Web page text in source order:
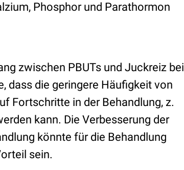
Phosphor und Parathormon
zwischen PBUTs und Juckreiz bei
dass die geringere Häufigkeit von
Fortschritte in der Behandlung, z.
kann. Die Verbesserung der
könnte für die Behandlung
sein.